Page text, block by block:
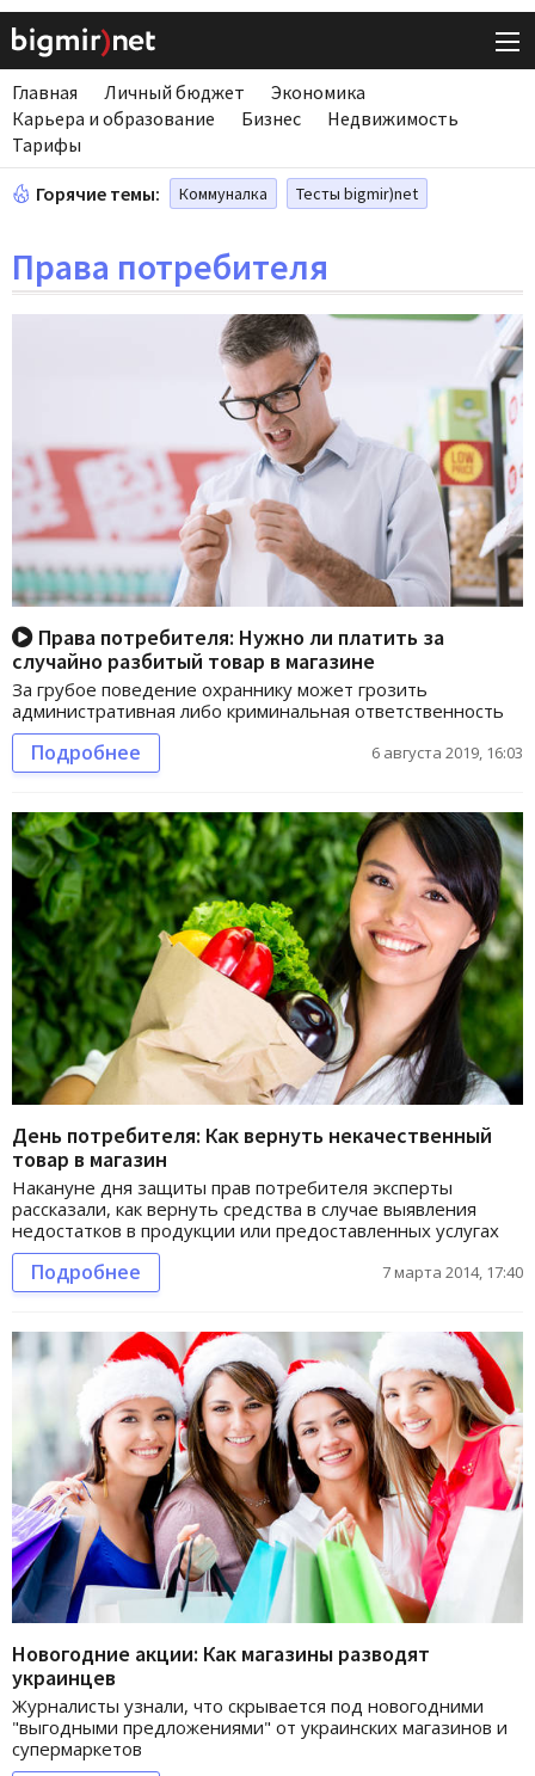
Главная Личный бюджет
Экономика
Карьера и образование
Бизнес
Недвижимость
Тарифы
Горячие темы: Коммуналка Тесты bigmir)net
Права потребителя
Права потребителя: Нужно ли платить за
случайно разбитый товар в магазине
За грубое поведение охраннику может грозить
административная либо криминальная ответственность
Подробнее 6 августа 2019, 16:03
День потребителя: Как вернуть некачественный
товар в магазин
Накануне дня защиты прав потребителя эксперты
рассказали, как вернуть средства в случае выявления
недостатков в продукции или предоставленных услугах
Подробнее 7 марта 2014, 17:40
Новогодние акции: Как магазины разводят
украинцев
Журналисты узнали, что скрывается под новогодними
"выгодными предложениями" от украинских магазинов и
супермаркетов